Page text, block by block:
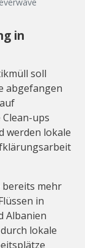
in
soll
abgefangen
ups
werden lokale
bereits mehr
in
Albanien
lokale